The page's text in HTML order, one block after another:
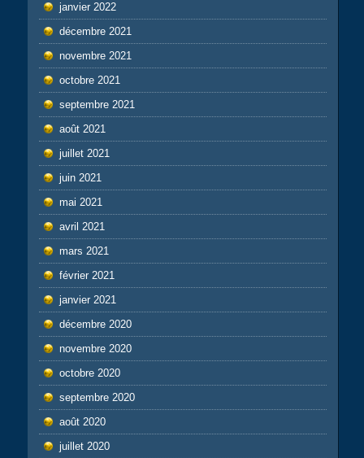
janvier 2022
décembre 2021
novembre 2021
octobre 2021
septembre 2021
août 2021
juillet 2021
juin 2021
mai 2021
avril 2021
mars 2021
février 2021
janvier 2021
décembre 2020
novembre 2020
octobre 2020
septembre 2020
août 2020
juillet 2020